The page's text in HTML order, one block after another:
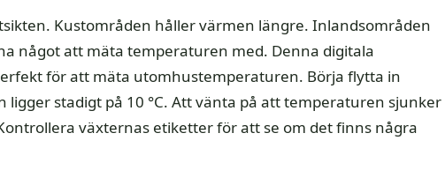
Kustområden håller värmen längre. Inlandsområden
något att mäta temperaturen med. Denna digitala
för att mäta utomhustemperaturen. Börja flytta in
stadigt på 10 °C. Att vänta på att temperaturen sjunker
växternas etiketter för att se om det finns några